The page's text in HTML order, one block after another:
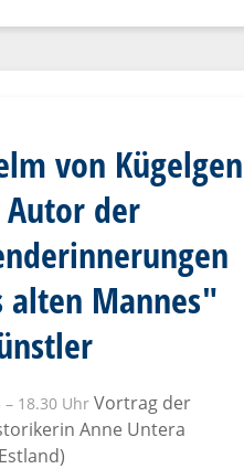
von Kügelgen
Autor der
alten Mannes"
– 18.30 Uhr Vortrag der
Anne Untera